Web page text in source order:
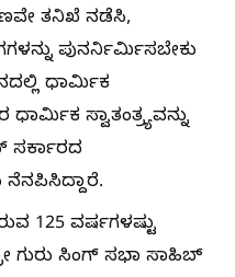
ತನಿಖೆ ನಡೆಸಿ,
ಪುನರ್ನಿರ್ಮಿಸಬೇಕು
ಧಾರ್ಮಿಕ
ಸ್ವಾತಂತ್ರ್ಯವನ್ನು
ಸರ್ಕಾರದ
125 ವರ್ಷಗಳಷ್ಟು
ಗುರು ಸಿಂಗ್ ಸಭಾ ಸಾಹಿಬ್